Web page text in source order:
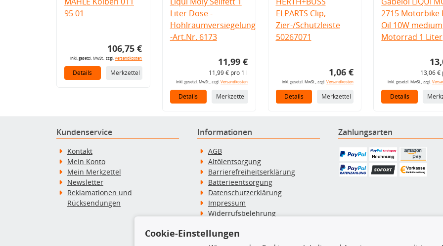
95 01
106,75 €
inkl. gesetzl. MwSt., zzgl.Versandkosten
Details Merkzettel
Liter Dose -
Hohlraumversiegelung
-Art.Nr. 6173
11,99 €
11,99 € pro 1 l
inkl. gesetzl. MwSt., zzgl.Versandkosten
Details Merkzettel
ELPARTS Clip,
Zier-/Schutzleiste
50267071
1,06 €
inkl. gesetzl. MwSt., zzgl. Versandkosten
Details Merkzettel
2715 Motorbike
Oil 10W medium
Motorrad 1 Liter
13,06 €
inkl. gesetzl. MwSt., zzgl.
Details
Kundenservice
Kontakt
Mein Konto
Mein Merkzettel
Newsletter
Reklamationen und
Rücksendungen
Informationen
AGB
Altölentsorgung
Barrierefreiheitserklärung
Batterieentsorgung
Datenschutzerklärung
Impressum
Widerrufsbelehrung
Zahlung & Versand
Zahlungsarten
Cookie-Einstellungen